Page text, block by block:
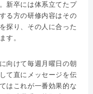
新卒には体系立てたプ
る方の研修内容はその
探り、その人に合った
す。
向けて毎週月曜日の朝
て直にメッセージを伝
はこれが一番効果的な